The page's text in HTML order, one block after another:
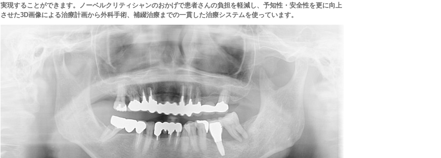
実現することができます。ノーベルクリティシャンのおかげで患者さんの負担を軽減し、予知性・安全性を更に向上
させた3D画像による治療計画から外科手術、補綴治療までの一貫した治療システムを使っています。